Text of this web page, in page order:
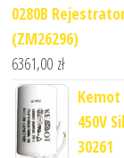
0280B
(ZM26296)
6361,00 zł
450V
30261